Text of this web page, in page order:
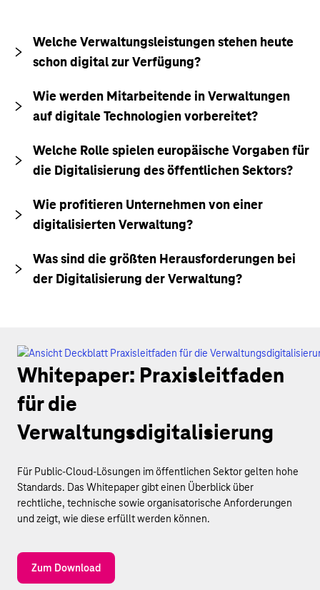
Welche Verwaltungsleistungen stehen heute
schon digital zur Verfügung?
Wie werden Mitarbeitende in Verwaltungen
auf digitale Technologien vorbereitet?
Welche Rolle spielen europäische Vorgaben für
die Digitalisierung des öffentlichen Sektors?
Wie profitieren Unternehmen von einer
digitalisierten Verwaltung?
Was sind die größten Herausforderungen bei
der Digitalisierung der Verwaltung?
Whitepaper: Praxisleitfaden
für die
Verwaltungsdigitalisierung
Für Public-Cloud-Lösungen im öffentlichen Sektor gelten hohe
Standards. Das Whitepaper gibt einen Überblick über
rechtliche, technische sowie organisatorische Anforderungen
und zeigt, wie diese erfüllt werden können.
Zum Download